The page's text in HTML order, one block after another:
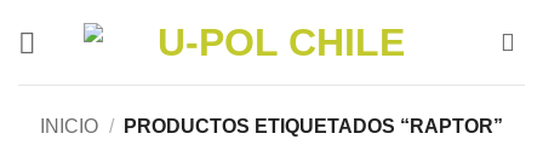
INICIO / PRODUCTOS ETIQUETADOS “RAPTOR”